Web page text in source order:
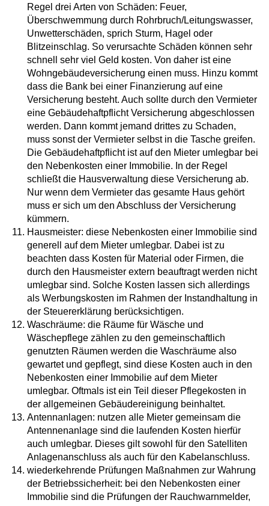
Regel drei Arten von Schäden: Feuer,
Überschwemmung durch Rohrbruch/Leitungswasser,
Unwetterschäden, sprich Sturm, Hagel oder
Blitzeinschlag. So verursachte Schäden können sehr
schnell sehr viel Geld kosten. Von daher ist eine
Wohngebäudeversicherung einen muss. Hinzu kommt
dass die Bank bei einer Finanzierung auf eine
Versicherung besteht. Auch sollte durch den Vermieter
eine Gebäudehaftpflicht Versicherung abgeschlossen
werden. Dann kommt jemand drittes zu Schaden,
muss sonst der Vermieter selbst in die Tasche greifen.
Die Gebäudehaftpflicht ist auf den Mieter umlegbar bei
den Nebenkosten einer Immobilie. In der Regel
schließt die Hausverwaltung diese Versicherung ab.
Nur wenn dem Vermieter das gesamte Haus gehört
muss er sich um den Abschluss der Versicherung
kümmern.
Hausmeister: diese Nebenkosten einer Immobilie sind
generell auf dem Mieter umlegbar. Dabei ist zu
beachten dass Kosten für Material oder Firmen, die
durch den Hausmeister extern beauftragt werden nicht
umlegbar sind. Solche Kosten lassen sich allerdings
als Werbungskosten im Rahmen der Instandhaltung in
der Steuererklärung berücksichtigen.
Waschräume: die Räume für Wäsche und
Wäschepflege zählen zu den gemeinschaftlich
genutzten Räumen werden die Waschräume also
gewartet und gepflegt, sind diese Kosten auch in den
Nebenkosten einer Immobilie auf dem Mieter
umlegbar. Oftmals ist ein Teil dieser Pflegekosten in
der allgemeinen Gebäudereinigung beinhaltet.
Antennanlagen: nutzen alle Mieter gemeinsam die
Antennenanlage sind die laufenden Kosten hierfür
auch umlegbar. Dieses gilt sowohl für den Satelliten
Anlagenanschluss als auch für den Kabelanschluss.
wiederkehrende Prüfungen Maßnahmen zur Wahrung
der Betriebssicherheit: bei den Nebenkosten einer
Immobilie sind die Prüfungen der Rauchwarnmelder,